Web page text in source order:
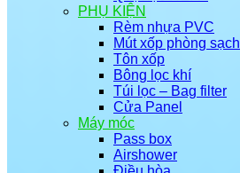
PHỤ KIỆN
Rèm nhựa PVC
Mút xốp phòng sạch
Tôn xốp
Bông lọc khí
Túi lọc – Bag filter
Cửa Panel
Máy móc
Pass box
Airshower